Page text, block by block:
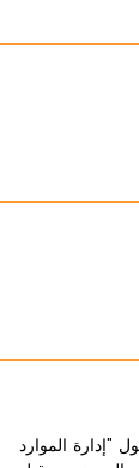
"إدارة الموارد